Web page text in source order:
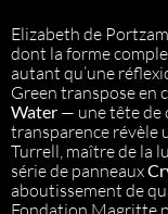
Elizabeth de
dont la forme
autant qu’une
Green transpose en
Water — une tête de
transparence révèle
Turrell, maître de la
série de panneaux
aboutissement de
Fondation Magritte